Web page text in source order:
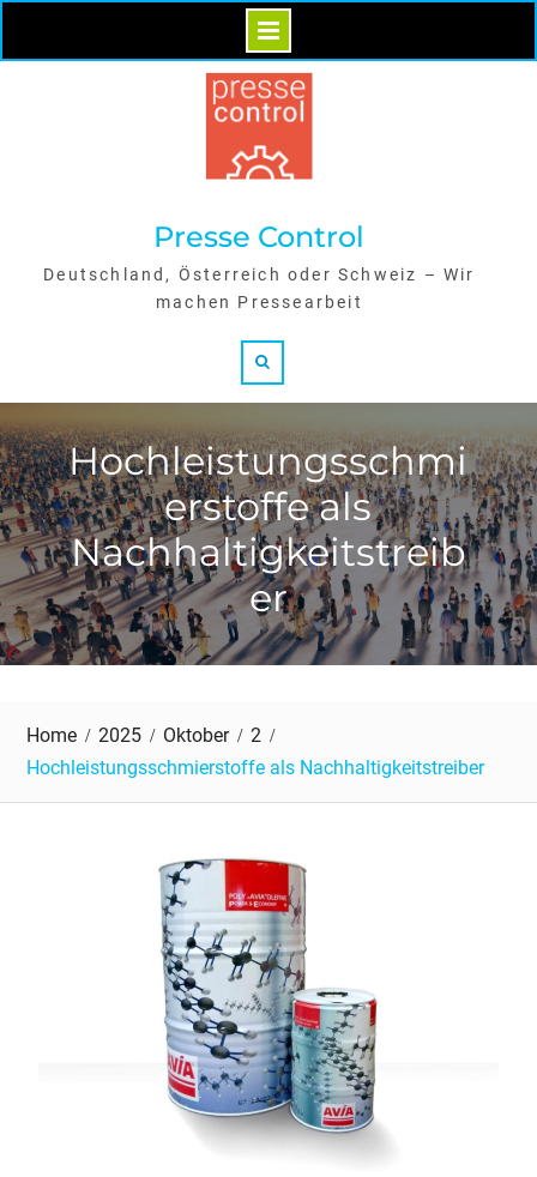
Skip
Presse Control
Deutschland, Österreich oder Schweiz – Wir
machen Pressearbeit
Hochleistungsschmi
erstoffe als
Nachhaltigkeitstreib
er
Home 2025 Oktober
2
Hochleistungsschmierstoffe als Nachhaltigkeitstreiber